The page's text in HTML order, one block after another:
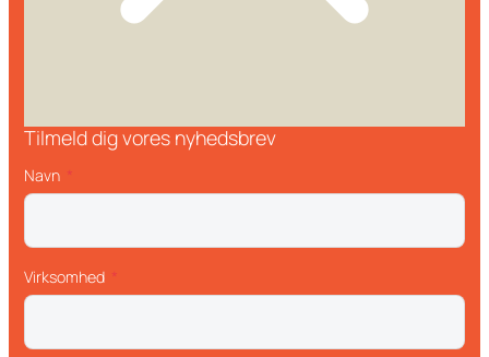
Tilmeld dig vores nyhedsbrev
Navn
Virksomhed